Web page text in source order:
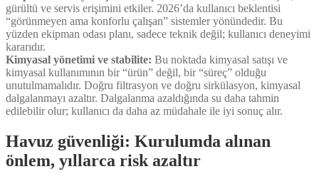
gürültü ve servis erişimini etkiler. 2026’da kullanıcı beklentisi
“görünmeyen ama konforlu çalışan” sistemler yönündedir. Bu
yüzden ekipman odası planı, sadece teknik değil; kullanıcı deneyimi
kararıdır.
Kimyasal yönetimi ve stabilite: Bu noktada kimyasal satışı ve
kimyasal kullanımının bir “ürün” değil, bir “süreç” olduğu
unutulmamalıdır. Doğru filtrasyon ve doğru sirkülasyon, kimyasal
dalgalanmayı azaltır. Dalgalanma azaldığında su daha tahmin
edilebilir olur; kullanıcı da daha az müdahale ile iyi sonuç alır.
Havuz güvenliği: Kurulumda alınan
önlem, yıllarca risk azaltır